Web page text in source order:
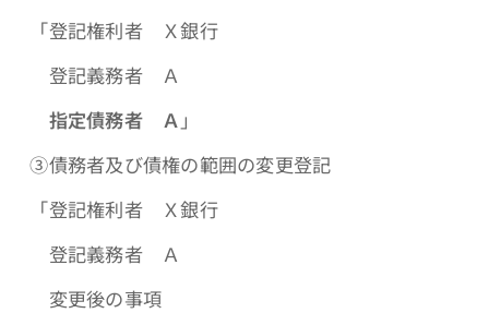
「登記権利者 Ｘ銀行
登記義務者 Ａ
指定債務者 Ａ 」
③債務者及び債権の範囲の変更登記
「登記権利者 Ｘ銀行
登記義務者 Ａ
変更後の事項